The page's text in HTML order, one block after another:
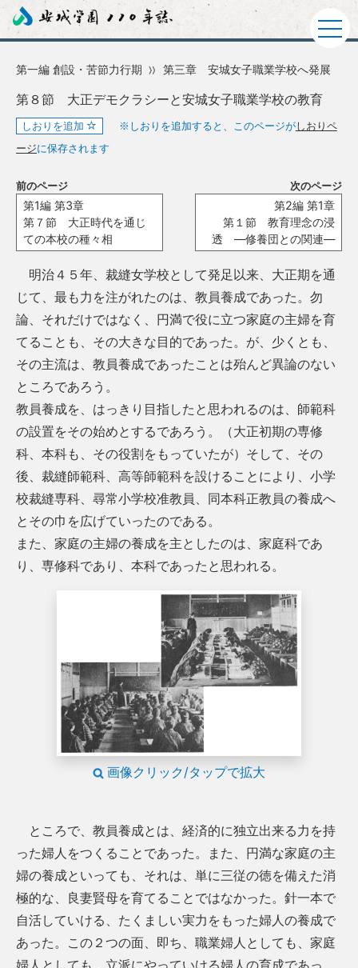
第一編 創設・苦節力行期 第三章 安城女子職業学校へ発展
第８節 大正デモクラシーと安城女子職業学校の教育
しおりを追加 ※しおりを追加すると、このページがしおりペ
ージに保存されます
前のページ
第1編 第3章
第７節 大正時代を通じ
ての本校の種々相
次のページ
第2編 第1章
第１節 教育理念の浸
透 ―修養団との関連―
明治４５年、裁縫女学校として発足以来、大正期を通
じて、最も力を注がれたのは、教員養成であった。勿
論、それだけではなく、円満で役に立つ家庭の主婦を育
てることも、その大きな目的であった。が、少くとも、
その主流は、教員養成であったことは殆んど異論のない
ところであろう。
教員養成を、はっきり目指したと思われるのは、師範科
の設置をその始めとするであろう。（大正初期の専修
科、本科も、その役割をもっていたが）そして、その
後、裁縫師範科、高等師範科を設けることにより、小学
校裁縫専科、尋常小学校准教員、同本科正教員の養成へ
とその巾を広げていったのである。
また、家庭の主婦の養成を主としたのは、家庭科であ
り、専修科であり、本科であったと思われる。
画像クリック/タップで拡大
ところで、教員養成とは、経済的に独立出来る力を持
った婦人をつくることであった。また、円満な家庭の主
婦の養成といっても、それは、単に三従の徳を備えた消
極的な、良妻賢母を育てることではなかった。針一本で
自活していける、たくましい実力をもった婦人の養成で
あった。この２つの面、即ち、職業婦人としても、家庭
婦人としても、立派にやっていける婦人の育成であっ